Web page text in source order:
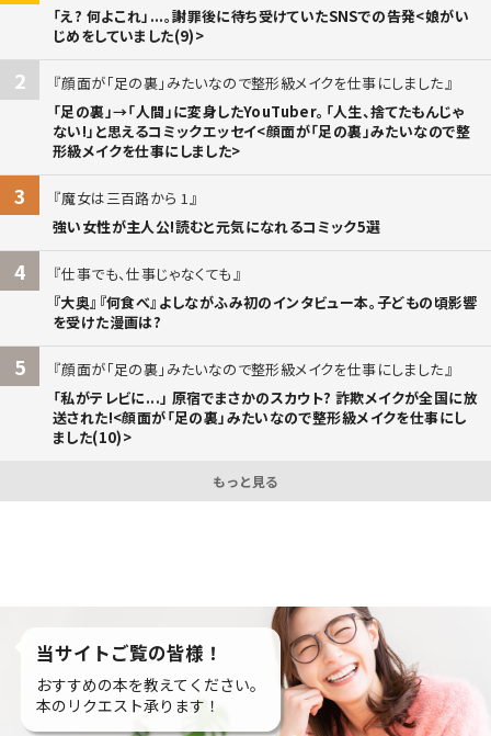
「え? 何よこれ」...。謝罪後に待ち受けていたSNSでの告発<娘がい
じめをしていました(9)>
2
顔面が「足の裏」みたいなので整形級メイクを仕事にしました
「足の裏」→「人間」に変身したYouTuber。「人生、捨てたもんじゃ
ない!」と思えるコミックエッセイ<顔面が「足の裏」みたいなので整
形級メイクを仕事にしました>
3
魔女は三百路から 1
強い女性が主人公!読むと元気になれるコミック5選
4
仕事でも、仕事じゃなくても
『大奥』『何食べ』よしながふみ初のインタビュー本。子どもの頃影響
を受けた漫画は?
5
顔面が「足の裏」みたいなので整形級メイクを仕事にしました
「私がテレビに...」 原宿でまさかのスカウト? 詐欺メイクが全国に放
送された!<顔面が「足の裏」みたいなので整形級メイクを仕事にし
ました(10)>
もっと見る
当サイトご覧の皆様！
おすすめの本を教えてください。
本のリクエスト承ります！